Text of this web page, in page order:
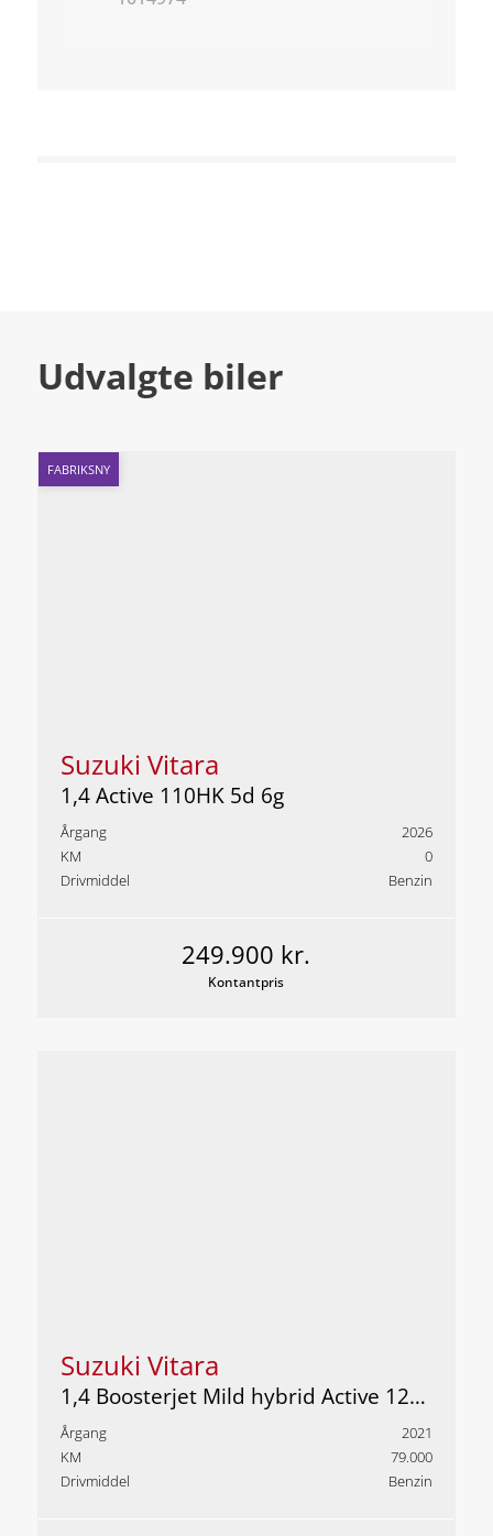
Udvalgte biler
FABRIKSNY
Suzuki Vitara
1,4 Active 110HK 5d 6g
249.900 kr.
Kontantpris
2026
Årgang
0
KM
Benzin
Drivmiddel
Suzuki Vitara
1,4 Boosterjet Mild hybrid Active 129HK 5d 6g Aut.
2021
Årgang
79.000
KM
Benzin
Drivmiddel